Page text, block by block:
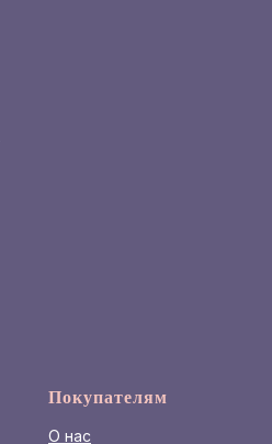
Покупателям
О нас